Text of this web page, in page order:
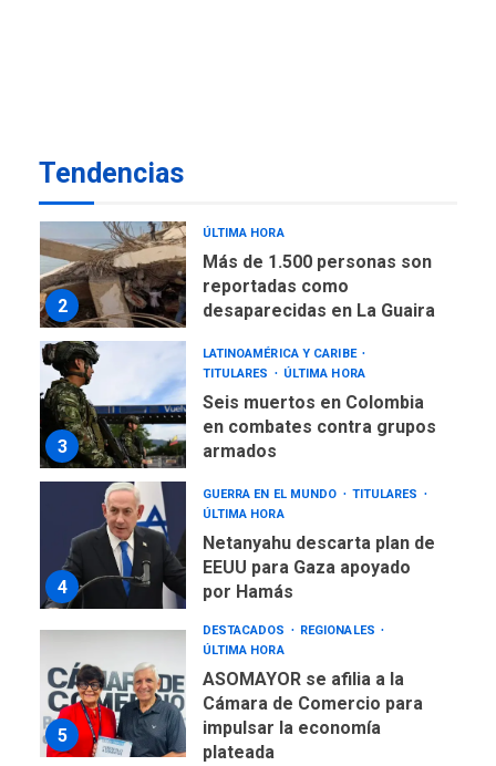
Tendencias
2
3
TITULARES
ÚLTIMA HORA
Seis muertos en Colombia
en combates contra grupos
armados
4
GUERRA EN EL MUNDO
TITULARES
ÚLTIMA HORA
Netanyahu descarta plan de
EEUU para Gaza apoyado
por Hamás
5
DESTACADOS
REGIONALES
ÚLTIMA HORA
ASOMAYOR se afilia a la
Cámara de Comercio para
impulsar la economía
REGIONALES
Rehabilitar tuberías
submarinas era 4 veces
más económico que